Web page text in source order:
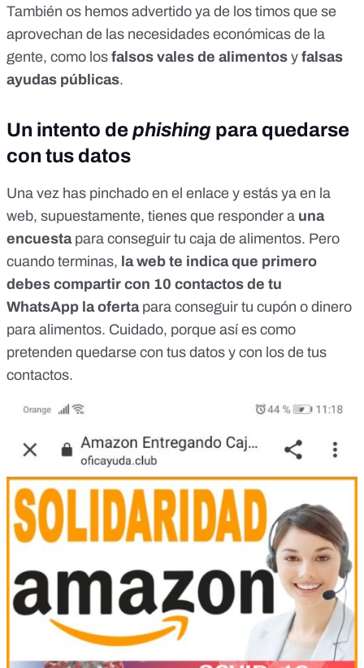
También os hemos advertido ya de los timos que se
aprovechan de las necesidades económicas de la
gente, como los falsos vales de alimentos y falsas
ayudas públicas.
Un intento de phishing para quedarse
con tus datos
Una vez has pinchado en el enlace y estás ya en la
web, supuestamente, tienes que responder a una
encuestapara conseguir tu caja de alimentos. Pero
cuando terminas, la web te indica que primero
debes compartir con 10 contactos de tu
WhatsApp la ofertapara conseguir tu cupón o dinero
para alimentos. Cuidado, porque así es como
pretenden quedarse con tus datos y con los de tus
contactos.